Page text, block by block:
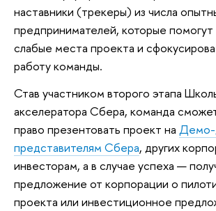
наставники (трекеры) из числа
предпринимателей, которые
слабые места проекта и
работу команды.
Став участником второго этапа
акселератора Сбера, команда
право презентовать проект на Демо-
представителям Сбера, других
инвесторам, а в случае успеха —
предложение от корпорации о
проекта или инвестиционное